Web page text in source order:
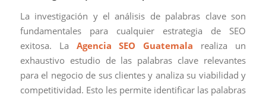
La investigación y el análisis de palabras clave son
fundamentales para cualquier estrategia de SEO
exitosa. La Agencia SEO Guatemala realiza un
exhaustivo estudio de las palabras clave relevantes
para el negocio de sus clientes y analiza su viabilidad y
competitividad. Esto les permite identificar las palabras